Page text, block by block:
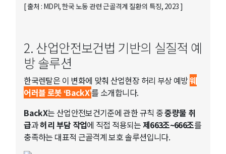
[ 출처 : MDPI, 한국 노동 관련 근골격계 질환의 특징, 2023 ]
2. 산업안전보건법 기반의 실질적 예
방 솔루션
한국렌탈은 이 변화에 맞춰 산업현장 허리 부상 예방웨
어러블 로봇 ‘BackX’를 소개합니다.
BackX는 산업안전보건기준에 관한 규칙 중중량물 취
급과허리 부담 작업에 직접 적용되는제663조~666조를
충족하는 대표적 근골격계 보호 솔루션입니다.